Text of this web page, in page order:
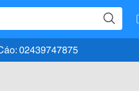
02439747875